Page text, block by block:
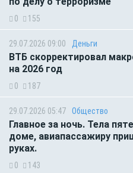
0 155
29.07.2026 09:00 Деньги
ВТБ скорректировал
на 2026 год
0 187
29.07.2026 05:47 Общество
Главное за ночь. Тела
доме, авиапассажиру
руках.
0 143